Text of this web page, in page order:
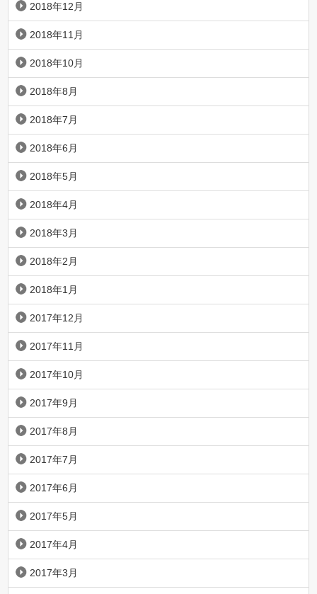
2018年12月
2018年11月
2018年10月
2018年8月
2018年7月
2018年6月
2018年5月
2018年4月
2018年3月
2018年2月
2018年1月
2017年12月
2017年11月
2017年10月
2017年9月
2017年8月
2017年7月
2017年6月
2017年5月
2017年4月
2017年3月